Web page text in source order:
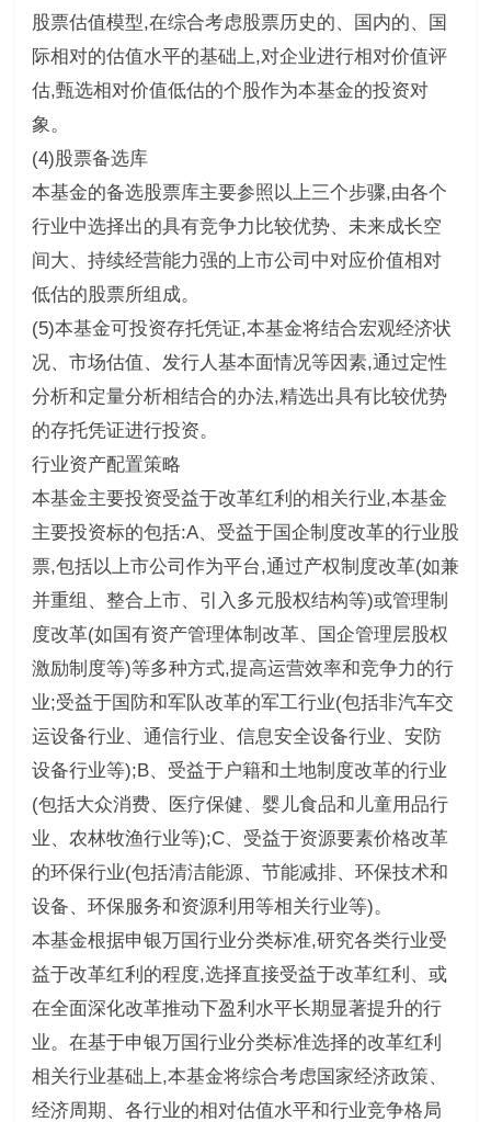
股票估值模型,在综合考虑股票历史的、国内的、国
际相对的估值水平的基础上,对企业进行相对价值评
估,甄选相对价值低估的个股作为本基金的投资对
象。
(4)股票备选库
本基金的备选股票库主要参照以上三个步骤,由各个
行业中选择出的具有竞争力比较优势、未来成长空
间大、持续经营能力强的上市公司中对应价值相对
低估的股票所组成。
(5)本基金可投资存托凭证,本基金将结合宏观经济状
况、市场估值、发行人基本面情况等因素,通过定性
分析和定量分析相结合的办法,精选出具有比较优势
的存托凭证进行投资。
行业资产配置策略
本基金主要投资受益于改革红利的相关行业,本基金
主要投资标的包括:A、受益于国企制度改革的行业股
票,包括以上市公司作为平台,通过产权制度改革(如兼
并重组、整合上市、引入多元股权结构等)或管理制
度改革(如国有资产管理体制改革、国企管理层股权
激励制度等)等多种方式,提高运营效率和竞争力的行
业;受益于国防和军队改革的军工行业(包括非汽车交
运设备行业、通信行业、信息安全设备行业、安防
设备行业等);B、受益于户籍和土地制度改革的行业
(包括大众消费、医疗保健、婴儿食品和儿童用品行
业、农林牧渔行业等);C、受益于资源要素价格改革
的环保行业(包括清洁能源、节能减排、环保技术和
设备、环保服务和资源利用等相关行业等)。
本基金根据申银万国行业分类标准,研究各类行业受
益于改革红利的程度,选择直接受益于改革红利、或
在全面深化改革推动下盈利水平长期显著提升的行
业。在基于申银万国行业分类标准选择的改革红利
相关行业基础上,本基金将综合考虑国家经济政策、
经济周期、各行业的相对估值水平和行业竞争格局